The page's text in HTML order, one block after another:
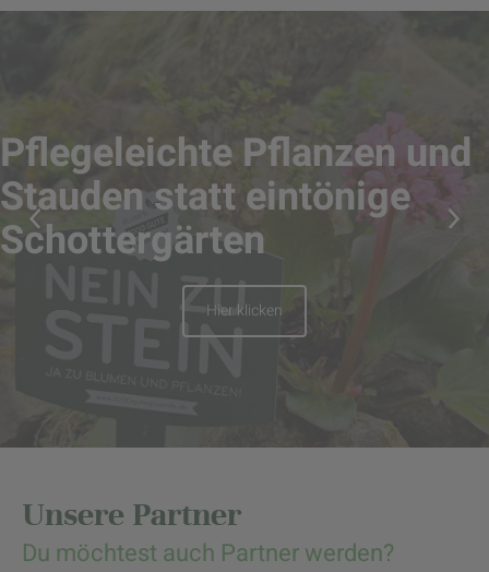
Pflegeleichte Pflanzen und
Stauden statt eintönige
Schottergärten
Hier klicken
Unsere Partner
Du möchtest auch Partner werden?